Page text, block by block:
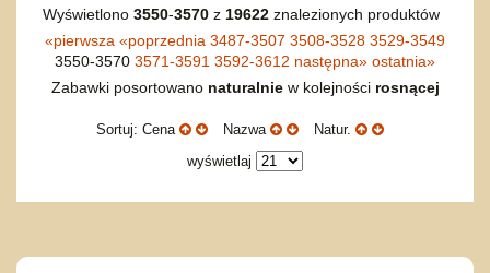
Wyświetlono 3550-3570z 19622znalezionych produktów
«pierwsza «poprzednia 3487-3507 3508-3528 3529-3549
3550-3570 3571-3591 3592-3612 następna» ostatnia»
Zabawki posortowano naturalniew kolejności rosnącej
Sortuj: Cena Nazwa
Natur.
wyświetlaj